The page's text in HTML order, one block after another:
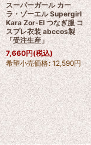
スーパーガール カー
ラ・ゾーエル Supergirl
Kara Zor-El つなぎ服 コ
スプレ衣装 abccos製
「受注生産」
7,660円(税込)
希望小売価格: 12,590円